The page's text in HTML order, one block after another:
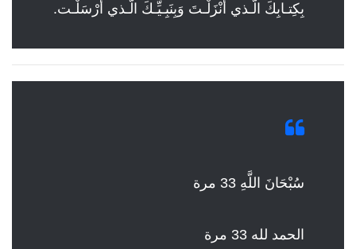
بِكِتـابِكَ الّـذي أَنْزَلْـتَ وَبِنَبِـيِّـكَ الّـذي أَرْسَلْـت.
سُبْحَانَ اللَّهِ 33 مرة
الحمد لله 33 مرة